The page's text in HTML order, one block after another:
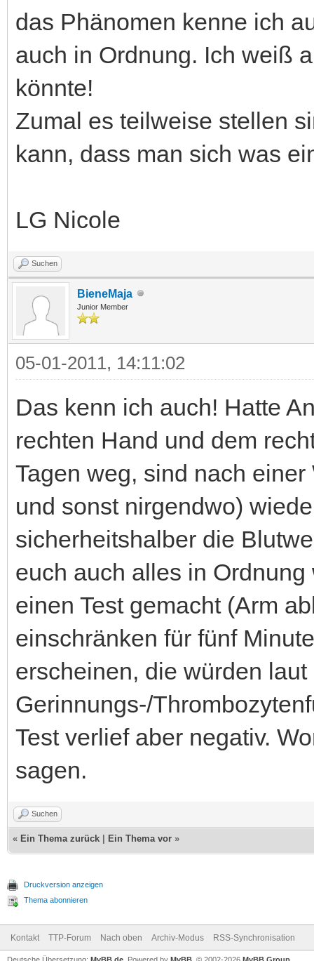
das Phänomen kenne ich
auch in Ordnung. Ich weiß
könnte!
Zumal es teilweise stellen
kann, dass man sich was
LG Nicole
Suchen
BieneMaja
Junior Member
05-01-2011, 14:11:02
Das kenn ich auch! Hatte
rechten Hand und dem
Tagen weg, sind nach
und sonst nirgendwo)
sicherheitshalber die
euch auch alles in
einen Test gemacht (Arm
einschränken für fünf
erscheinen, die würden
Gerinnungs-/
Test verlief aber negativ.
sagen.
Suchen
« Ein Thema zurück Ein Thema vor »
Druckversion anzeigen
Thema abonnieren
Kontakt TTP-Forum Nach oben Archiv-Modus RSS-Synchronisation